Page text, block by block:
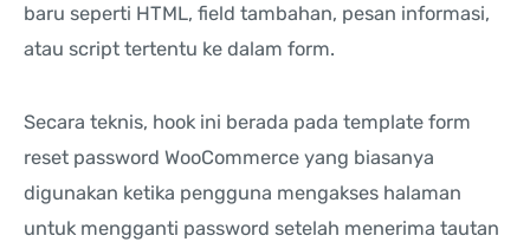
baru seperti HTML, field tambahan, pesan informasi,
atau script tertentu ke dalam form.
Secara teknis, hook ini berada pada template form
reset password WooCommerce yang biasanya
digunakan ketika pengguna mengakses halaman
untuk mengganti password setelah menerima tautan